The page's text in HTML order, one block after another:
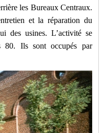
les Bureaux Centraux.
et la réparation du
des usines. L’activité se
80. Ils sont occupés par